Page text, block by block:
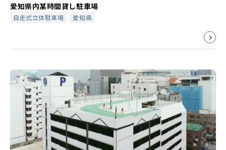
愛知県内某時間貸し駐車場
自走式立体駐車場 愛知県